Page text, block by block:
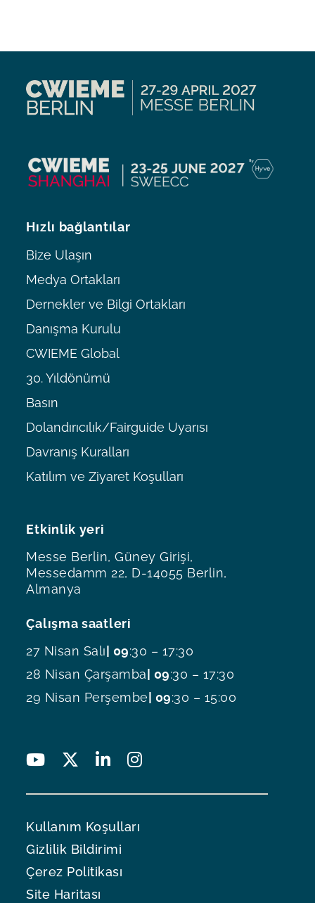
Etkinlik yeri
Messe Berlin, Güney Girişi,
Messedamm 22, D-14055 Berlin,
Almanya
Çalışma saatleri
27 Nisan Salı| 09:30 – 17:30
28 Nisan Çarşamba| 09:30 – 17:30
29 Nisan Perşembe| 09:30 – 15:00
Hızlı bağlantılar
Bize Ulaşın
Medya Ortakları
Dernekler ve Bilgi Ortakları
Danışma Kurulu
CWIEME Global
30. Yıldönümü
Basın
Dolandırıcılık/Fairguide Uyarısı
Davranış Kuralları
Katılım ve Ziyaret Koşulları
Kullanım Koşulları
Gizlilik Bildirimi
Çerez Politikası
Site Haritası